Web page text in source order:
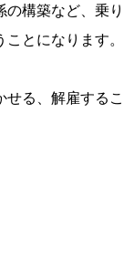
構築など、乗
とになります。
る、解雇する